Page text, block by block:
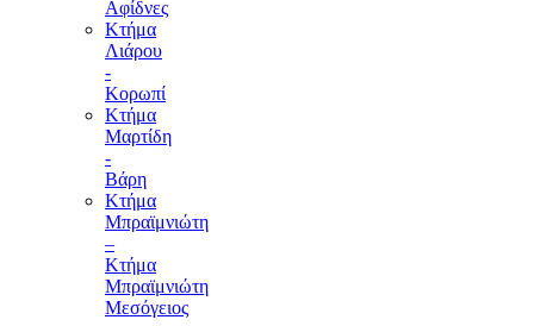
Αφίδνες
Κτήμα
Λιάρου
-
Κορωπί
Κτήμα
Μαρτίδη
-
Βάρη
Κτήμα
Μπραϊμνιώτη
–
Κτήμα
Μπραϊμνιώτη
Μεσόγειος